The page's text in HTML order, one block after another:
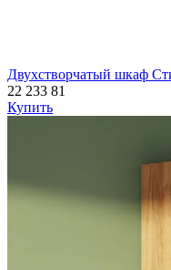
Двухстворчатый шкаф
22 233 81
Купить